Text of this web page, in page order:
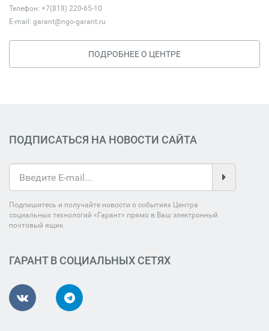
Телефон: +7(818) 220-65-10
E-mail: garant@ngo-garant.ru
ПОДРОБНЕЕ О ЦЕНТРЕ
ПОДПИСАТЬСЯ НА НОВОСТИ САЙТА
Подпишитесь и получайте новости о событиях Центра
социальных технологий «Гарант» прямо в Ваш электронный
почтовый ящик.
ГАРАНТ В СОЦИАЛЬНЫХ СЕТЯХ